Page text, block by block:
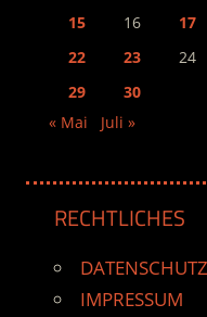
15
16 17
22
23 24
29
30
« Mai
Juli »
RECHTLICHES
IMPRESSUM